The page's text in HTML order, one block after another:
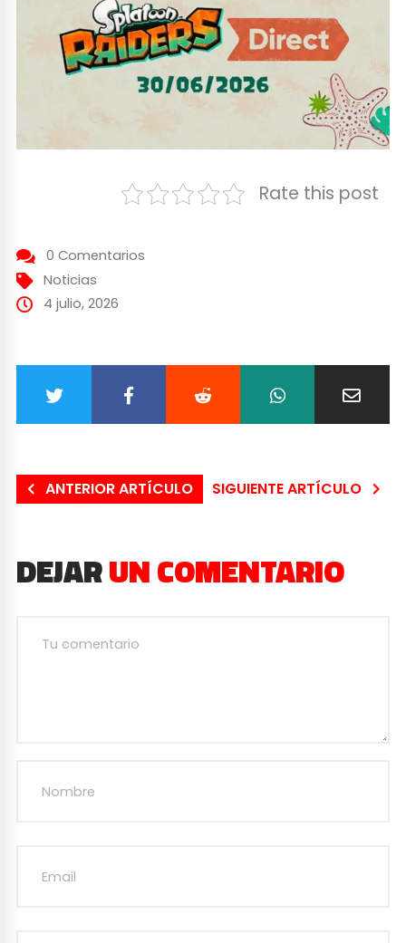
Rate this post
0 Comentarios
Noticias
4 julio, 2026
ANTERIOR ARTÍCULO SIGUIENTE ARTÍCULO
DEJARUN COMENTARIO